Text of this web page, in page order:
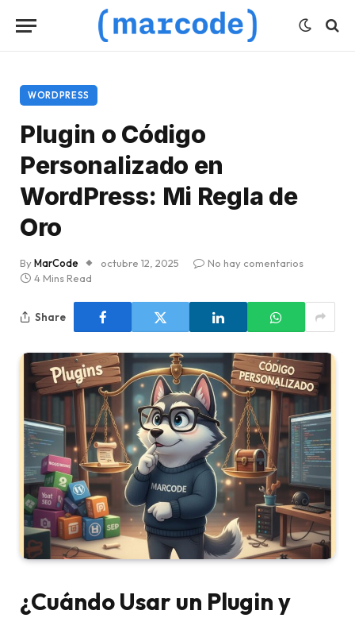
WORDPRESS
Plugin o Código
Personalizado en
WordPress: Mi Regla de
Oro
ByMarCode octubre 12, 2025
No hay comentarios
4 Mins Read
Share
¿Cuándo Usar un Plugin y